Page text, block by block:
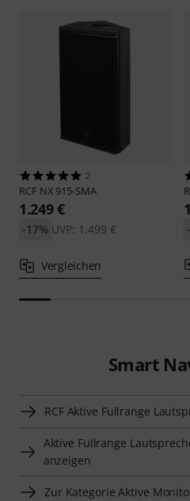
2
RCF NX 915-SMA
1.249 €
UVP: 1.499 €
-17%
Vergleichen
Smart
RCF Aktive Fullrange
Aktive Fullrange
anzeigen
Zur Kategorie Aktive